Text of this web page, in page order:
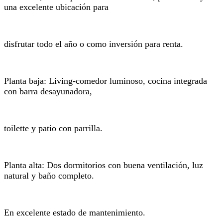
una excelente ubicación para
disfrutar todo el año o como inversión para renta.
Planta baja: Living-comedor luminoso, cocina integrada
con barra desayunadora,
toilette y patio con parrilla.
Planta alta: Dos dormitorios con buena ventilación, luz
natural y baño completo.
En excelente estado de mantenimiento.